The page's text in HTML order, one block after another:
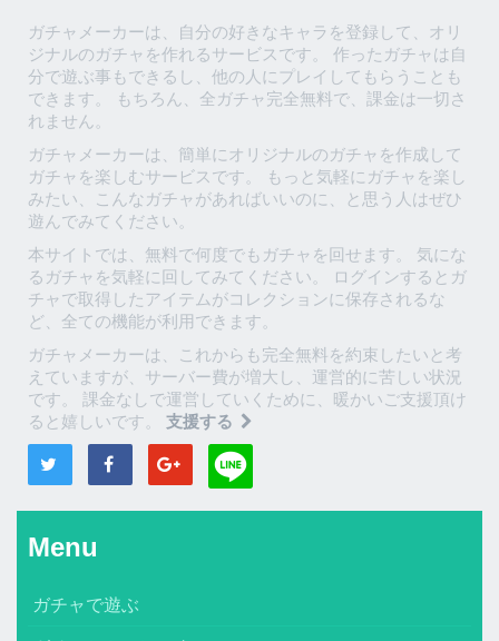
ガチャメーカーは、自分の好きなキャラを登録して、オリ
ジナルのガチャを作れるサービスです。 作ったガチャは自
分で遊ぶ事もできるし、他の人にプレイしてもらうことも
できます。 もちろん、全ガチャ完全無料で、課金は一切さ
れません。
ガチャメーカーは、簡単にオリジナルのガチャを作成して
ガチャを楽しむサービスです。 もっと気軽にガチャを楽し
みたい、こんなガチャがあればいいのに、と思う人はぜひ
遊んでみてください。
本サイトでは、無料で何度でもガチャを回せます。 気にな
るガチャを気軽に回してみてください。 ログインするとガ
チャで取得したアイテムがコレクションに保存されるな
ど、全ての機能が利用できます。
ガチャメーカーは、これからも完全無料を約束したいと考
えていますが、サーバー費が増大し、運営的に苦しい状況
です。 課金なしで運営していくために、暖かいご支援頂け
ると嬉しいです。 支援する
Menu
ガチャで遊ぶ